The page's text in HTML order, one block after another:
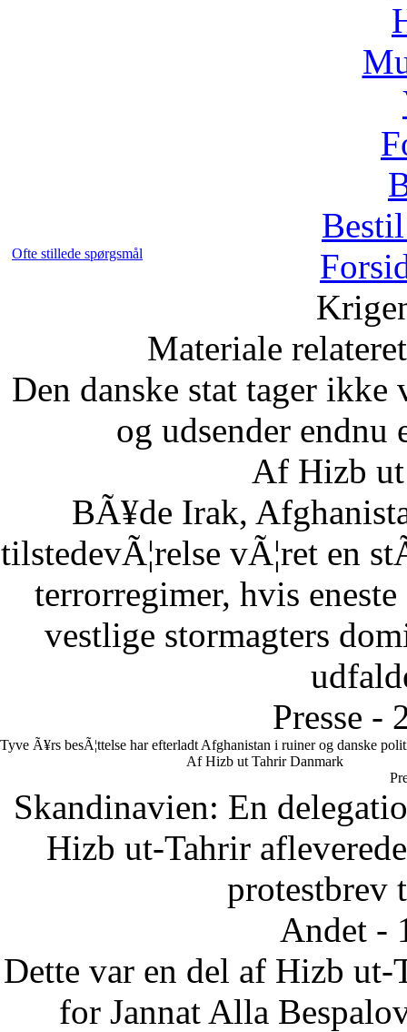
Ofte stillede spørgsmål
Materiale
Den danske stat tager
og udsender
Af Hizb
BÃ¥de Irak,
tilstedevÃ¦relse vÃ¦ret en
terrorregimer, hvis
vestlige stormagters
Presse -
Tyve Ã¥rs besÃ¦ttelse har efterladt Afghanistan i ruiner og danske
Af Hizb ut Tahrir Danmark
Skandinavien: En
Hizb ut-Tahrir
protestbrev
Andet -
Dette var en del af Hizb ut-
for Jannat Alla